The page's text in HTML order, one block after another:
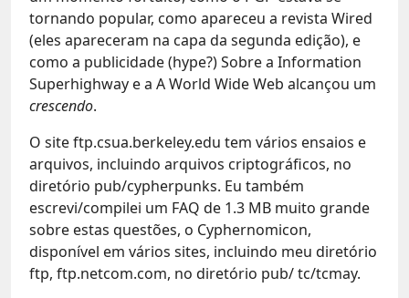
tornando popular, como apareceu a revista Wired
(eles apareceram na capa da segunda edição), e
como a publicidade (hype?) Sobre a Information
Superhighway e a A World Wide Web alcançou um
crescendo.
O site ftp.csua.berkeley.edu tem vários ensaios e
arquivos, incluindo arquivos criptográficos, no
diretório pub/cypherpunks. Eu também
escrevi/compilei um FAQ de 1.3 MB muito grande
sobre estas questões, o Cyphernomicon,
disponível em vários sites, incluindo meu diretório
ftp, ftp.netcom.com, no diretório pub/ tc/tcmay.